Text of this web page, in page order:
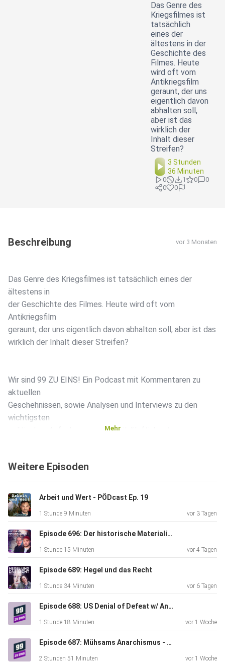
Das Genre des
Kriegsfilmes ist
tatsächlich
eines der
ältestens in der
Geschichte des
Filmes. Heute
wird oft vom
Antikriegsfilm
geraunt, der uns
eigentlich davon
abhalten soll,
aber ist das
wirklich der
Inhalt dieser
Streifen?
3 Stunden
36 Minuten
0 1 0
0
0
0
Beschreibung vor 3 Monaten
Das Genre des Kriegsfilmes ist tatsächlich eines der
ältestens in
der Geschichte des Filmes. Heute wird oft vom
Antikriegsfilm
geraunt, der uns eigentlich davon abhalten soll, aber ist das
wirklich der Inhalt dieser Streifen?
Wir sind 99 ZU EINS! Ein Podcast mit Kommentaren zu
aktuellen
Geschehnissen, sowie Analysen und Interviews zu den
wichtigsten
politischen Aufgaben unserer Zeit.#leftisbest
Wir brauchen eure Hilfe! So könnt ihr uns unterstützen:
Bitte abonniert unseren Kanal und liked unsere Videos. Teil
unseren content auf social media und folgt uns auch auf
Twitter,
Instagram und FB Wenn ihr Zugang zu unserer Discord-
sowie exklusive After-Show Episoden und Einladungen in
unsere
bitte auf
Patreon: www.patreon.com/99zueins Wir empfangen auch
https://www.paypal.com/donate/?
hosted_button_id=NSABEZ5567QZE
Mehr
Weitere Episoden
Arbeit und Wert - PÖDcast Ep. 19
1 Stunde 9 Minuten vor 3 Tagen
Episode 696: Der historische Materialismus mit Paul und Paul
1 Stunde 15 Minuten vor 4 Tagen
Episode 689: Hegel und das Recht
1 Stunde 34 Minuten vor 6 Tagen
Episode 688: US Denial of Defeat w/ Anusar Farooqui
1 Stunde 18 Minuten vor 1 Woche
Episode 687: Mühsams Anarchismus - Eine Kritik mit Daniel und Inge
2 Stunden 51 Minuten vor 1 Woche